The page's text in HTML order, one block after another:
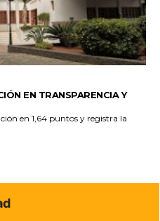
EN TRANSPARENCIA Y
en 1,64 puntos y registra la